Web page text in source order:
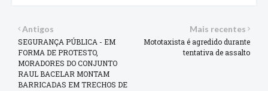
Mais recentes
Mototaxista é agredido durante
tentativa de assalto
Antigos
SEGURANÇA PÚBLICA - EM
FORMA DE PROTESTO,
MORADORES DO CONJUNTO
RAUL BACELAR MONTAM
BARRICADAS EM TRECHOS DE